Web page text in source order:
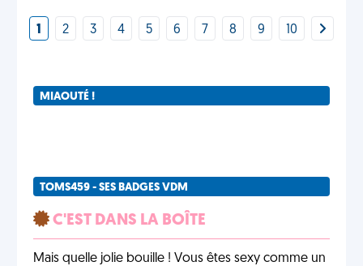
1 2 3 4 5 6 7 8 9 10
MIAOUTÉ !
TOMS459 - SES BADGES VDM
C'EST DANS LA BOÎTE
Mais quelle jolie bouille ! Vous êtes sexy comme un